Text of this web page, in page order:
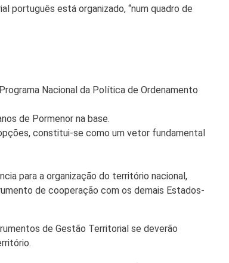
português está organizado, “num quadro de
Nacional da Política de Ordenamento
de Pormenor na base.
constitui-se como um vetor fundamental
para a organização do território nacional,
de cooperação com os demais Estados-
de Gestão Territorial se deverão